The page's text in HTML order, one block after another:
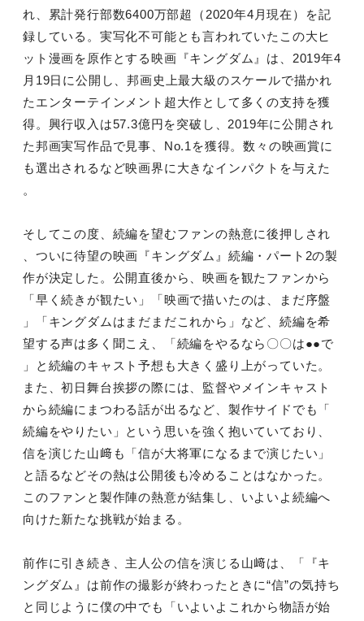
れ、累計発行部数6400万部超（2020年4月現在）を記
録している。実写化不可能とも言われていたこの大ヒ
ット漫画を原作とする映画『キングダム』は、2019年4
月19日に公開し、邦画史上最大級のスケールで描かれ
たエンターテインメント超大作として多くの支持を獲
得。興行収入は57.3億円を突破し、2019年に公開され
た邦画実写作品で見事、No.1を獲得。数々の映画賞に
も選出されるなど映画界に大きなインパクトを与えた
。
そしてこの度、続編を望むファンの熱意に後押しされ
、ついに待望の映画『キングダム』続編・パート2の製
作が決定した。公開直後から、映画を観たファンから
「早く続きが観たい」「映画で描いたのは、まだ序盤
」「キングダムはまだまだこれから」など、続編を希
望する声は多く聞こえ、「続編をやるなら〇〇は●●で
」と続編のキャスト予想も大きく盛り上がっていた。
また、初日舞台挨拶の際には、監督やメインキャスト
から続編にまつわる話が出るなど、製作サイドでも「
続編をやりたい」という思いを強く抱いていており、
信を演じた山﨑も「信が大将軍になるまで演じたい」
と語るなどその熱は公開後も冷めることはなかった。
このファンと製作陣の熱意が結集し、いよいよ続編へ
向けた新たな挑戦が始まる。
前作に引き続き、主人公の信を演じる山﨑は、「『キ
ングダム』は前作の撮影が終わったときに“信”の気持ち
と同じように僕の中でも「いよいよこれから物語が始